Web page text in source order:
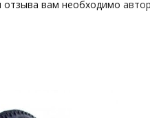
отзыва вам необходимо